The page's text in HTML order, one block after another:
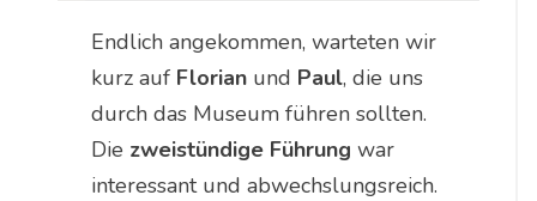
Endlich angekommen, warteten wir
kurz auf Florian und Paul, die uns
durch das Museum führen sollten.
Die zweistündige Führung war
interessant und abwechslungsreich.